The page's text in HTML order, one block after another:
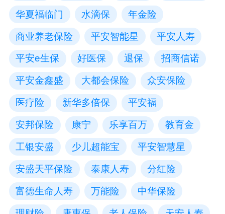
华夏福临门 水滴保 年金险
商业养老保险 平安智能星 平安人寿
平安e生保 好医保 退保 招商信诺
平安金鑫盛 大都会保险 众安保险
医疗险 新华多倍保 平安福
安邦保险 康宁 乐享百万 教育金
工银安盛 少儿超能宝 平安智慧星
安盛天平保险 泰康人寿 分红险
富德生命人寿 万能险 中华保险